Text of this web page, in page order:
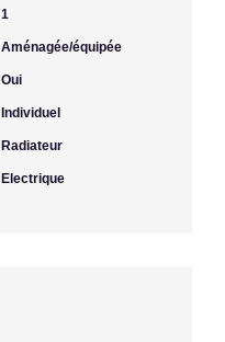
1
Aménagée/équipée
Oui
Individuel
Radiateur
Electrique